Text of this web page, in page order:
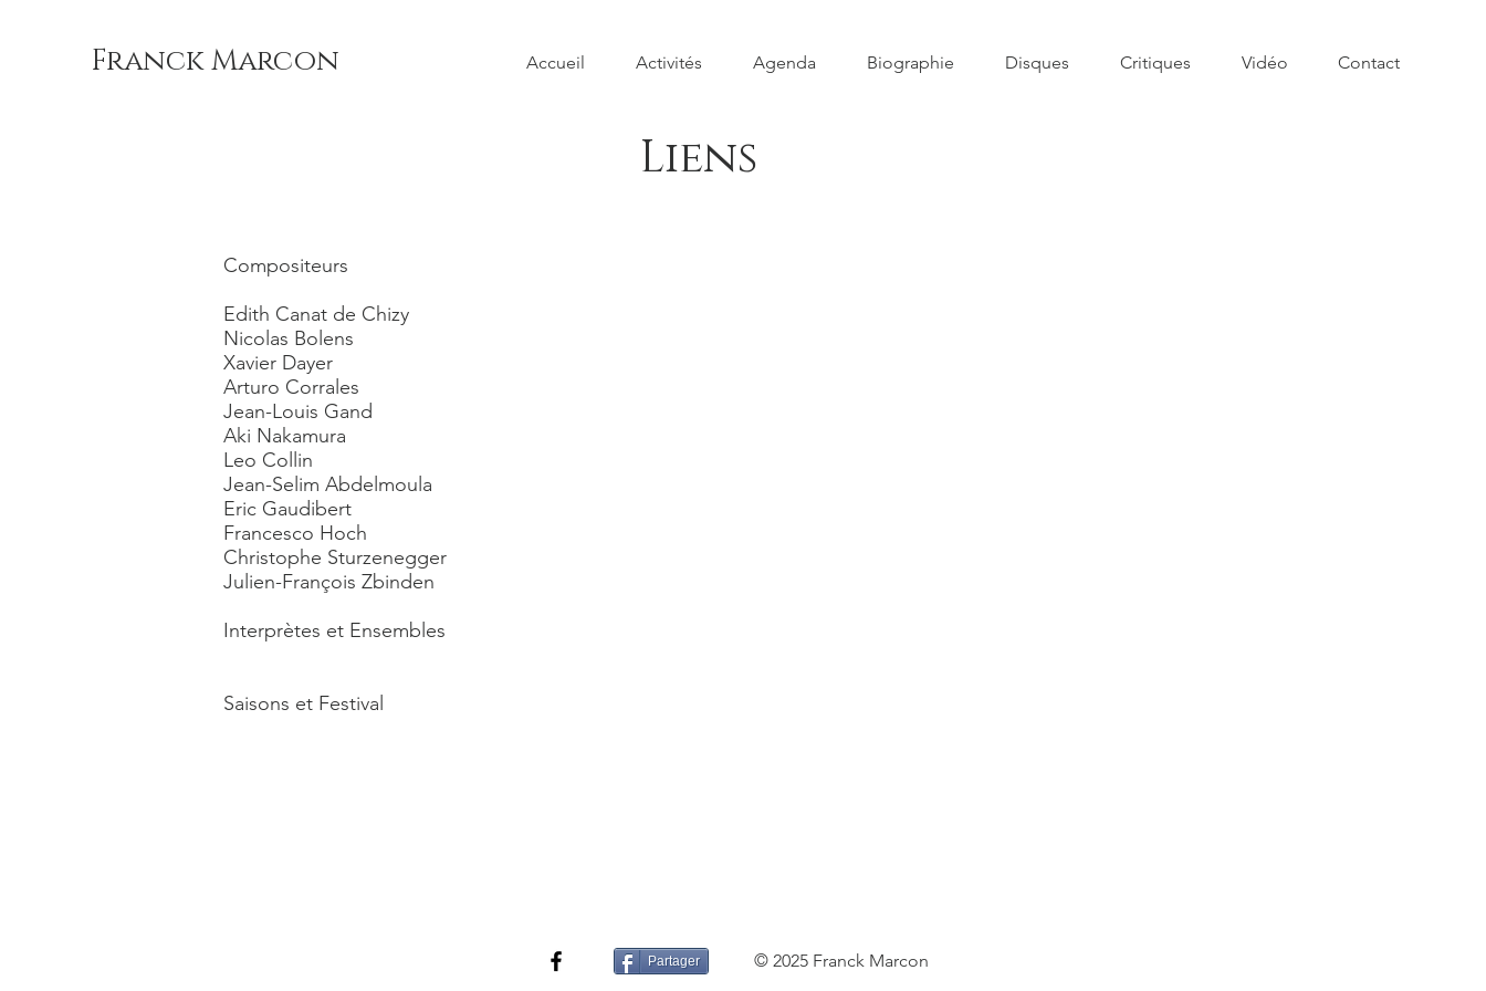
Franck Marcon Accueil Activités Agenda Biographie Disques Critiques Vidéo Contact
Liens
Compositeurs
Edith Canat de Chizy
Nicolas Bolens
Xavier Dayer
Arturo Corrales
Jean-Louis Gand
Aki Nakamura
Leo Collin
Jean-Selim Abdelmoula
Eric Gaudibert
Francesco Hoch
Christophe Sturzenegger
Julien-François Zbinden
Interprètes et Ensembles
Saisons et Festival
Partager © 2025 Franck Marcon